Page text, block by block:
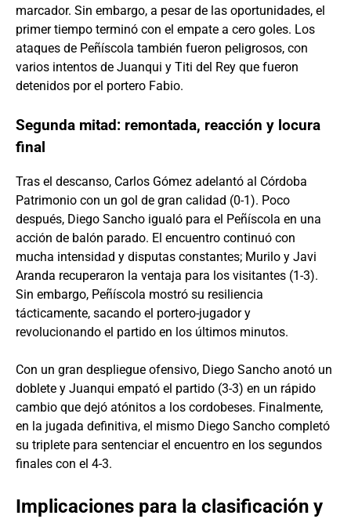
marcador. Sin embargo, a pesar de las oportunidades, el
primer tiempo terminó con el empate a cero goles. Los
ataques de Peñíscola también fueron peligrosos, con
varios intentos de Juanqui y Titi del Rey que fueron
detenidos por el portero Fabio.
Segunda mitad: remontada, reacción y locura
final
Tras el descanso, Carlos Gómez adelantó al Córdoba
Patrimonio con un gol de gran calidad (0-1). Poco
después, Diego Sancho igualó para el Peñíscola en una
acción de balón parado. El encuentro continuó con
mucha intensidad y disputas constantes; Murilo y Javi
Aranda recuperaron la ventaja para los visitantes (1-3).
Sin embargo, Peñíscola mostró su resiliencia
tácticamente, sacando el portero-jugador y
revolucionando el partido en los últimos minutos.
Con un gran despliegue ofensivo, Diego Sancho anotó un
doblete y Juanqui empató el partido (3-3) en un rápido
cambio que dejó atónitos a los cordobeses. Finalmente,
en la jugada definitiva, el mismo Diego Sancho completó
su triplete para sentenciar el encuentro en los segundos
finales con el 4-3.
Implicaciones para la clasificación y